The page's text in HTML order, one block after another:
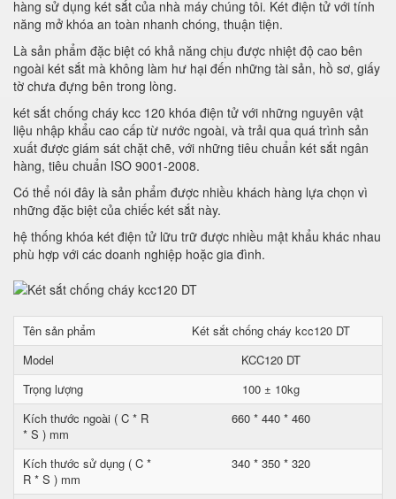
hàng sử dụng két sắt của nhà máy chúng tôi. Két điện tử với tính
năng mở khóa an toàn nhanh chóng, thuận tiện.
Là sản phẩm đặc biệt có khả năng chịu được nhiệt độ cao bên
ngoài két sắt mà không làm hư hại đến những tài sản, hồ sơ, giấy
tờ chưa đựng bên trong lòng.
két sắt chống cháy kcc 120 khóa điện tử với những nguyên vật
liệu nhập khẩu cao cấp từ nước ngoài, và trải qua quá trình sản
xuất được giám sát chặt chẽ, với những tiêu chuẩn két sắt ngân
hàng, tiêu chuẩn ISO 9001-2008.
Có thể nói đây là sản phẩm được nhiều khách hàng lựa chọn vì
những đặc biệt của chiếc két sắt này.
hệ thống khóa két điện tử lữu trữ được nhiều mật khẩu khác nhau
phù hợp với các doanh nghiệp hoặc gia đình.
Tên sản phẩm
Két sắt chống cháy kcc120 DT
Model
KCC120 DT
Trọng lượng
100 ± 10kg
Kích thước ngoài ( C * R
* S ) mm
660 * 440 * 460
Kích thước sử dụng ( C *
R * S ) mm
340 * 350 * 320